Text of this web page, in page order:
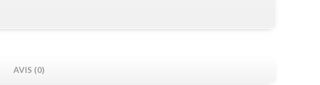
AVIS (0)